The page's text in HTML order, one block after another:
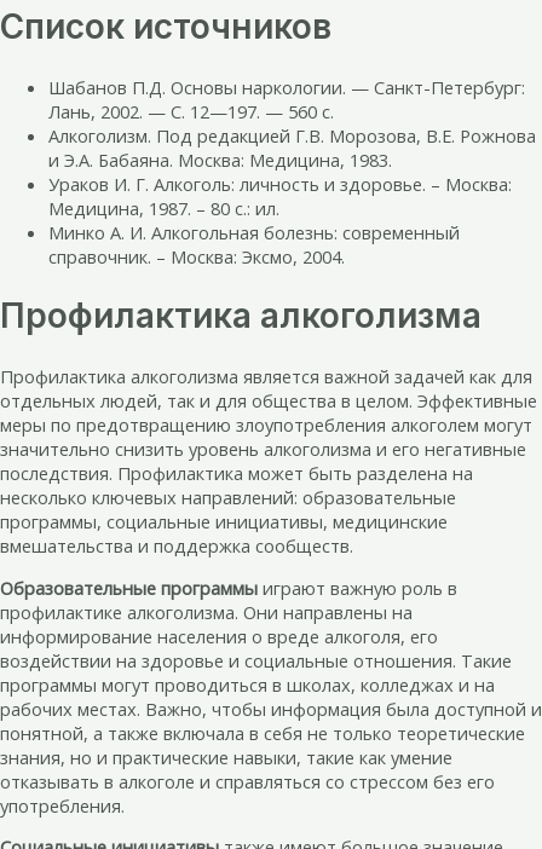
Список источников
Шабанов П.Д. Основы наркологии. — Санкт-Петербург:
Лань, 2002. — С. 12—197. — 560 с.
Алкоголизм. Под редакцией Г.В. Морозова, В.Е. Рожнова
и Э.А. Бабаяна. Москва: Медицина, 1983.
Ураков И. Г. Алкоголь: личность и здоровье. – Москва:
Медицина, 1987. – 80 с.: ил.
Минко А. И. Алкогольная болезнь: современный
справочник. – Москва: Эксмо, 2004.
Профилактика алкоголизма
Профилактика алкоголизма является важной задачей как для
отдельных людей, так и для общества в целом. Эффективные
меры по предотвращению злоупотребления алкоголем могут
значительно снизить уровень алкоголизма и его негативные
последствия. Профилактика может быть разделена на
несколько ключевых направлений: образовательные
программы, социальные инициативы, медицинские
вмешательства и поддержка сообществ.
Образовательные программы играют важную роль в
профилактике алкоголизма. Они направлены на
информирование населения о вреде алкоголя, его
воздействии на здоровье и социальные отношения. Такие
программы могут проводиться в школах, колледжах и на
рабочих местах. Важно, чтобы информация была доступной и
понятной, а также включала в себя не только теоретические
знания, но и практические навыки, такие как умение
отказывать в алкоголе и справляться со стрессом без его
употребления.